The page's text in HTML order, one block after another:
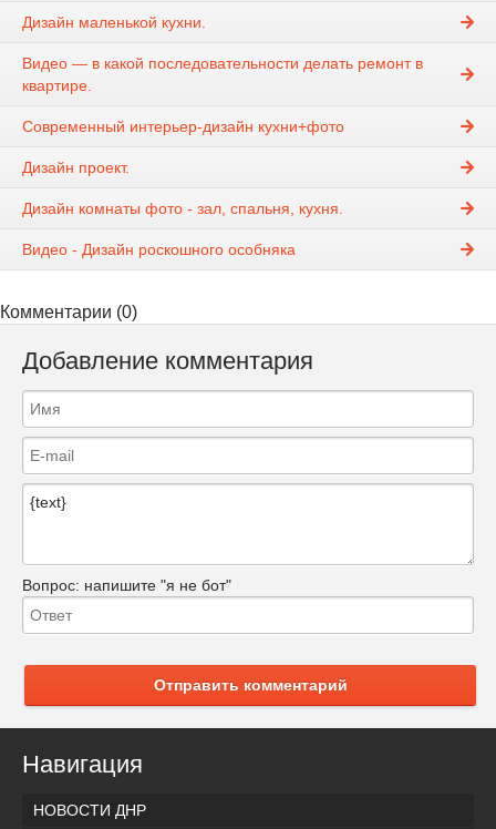
Дизайн маленькой кухни.
Видео — в какой последовательности делать ремонт в
квартире.
Современный интерьер-дизайн кухни+фото
Дизайн проект.
Дизайн комнаты фото - зал, спальня, кухня.
Видео - Дизайн роскошного особняка
Комментарии (0)
Добавление комментария
Вопрос: напишите "я не бот"
Отправить комментарий
Навигация
НОВОСТИ ДНР